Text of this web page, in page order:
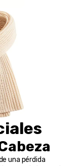
una pérdida